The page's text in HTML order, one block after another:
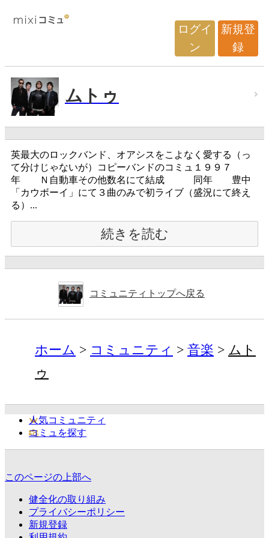
ログイ
ン
新規登
録
ムトゥ
英最大のロックバンド、オアシスをこよなく愛する（っ
て分けじゃないが）コピーバンドのコミュ１９９７
年 Ｎ自動車その他数名にて結成 同年 豊中
「カウボーイ」にて３曲のみで初ライブ（盛況にて終え
る）...
続きを読む
コミュニティトップへ戻る
ホーム コミュニティ 音楽
ムト
ゥ
人気コミュニティ
コミュを探す
このページの上部へ
健全化の取り組み
プライバシーポリシー
新規登録